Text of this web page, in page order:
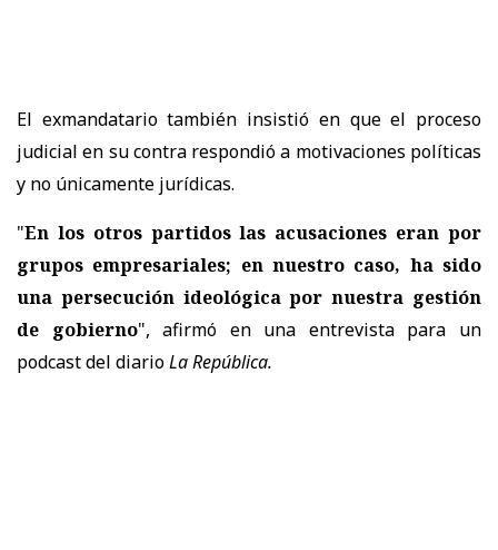
El exmandatario también insistió en que el proceso
judicial en su contra respondió a motivaciones políticas
y no únicamente jurídicas.
"En los otros partidos las acusaciones eran por
grupos empresariales; en nuestro caso, ha sido
una persecución ideológica por nuestra gestión
de gobierno", afirmó en una entrevista para un
podcast del diarioLa República.